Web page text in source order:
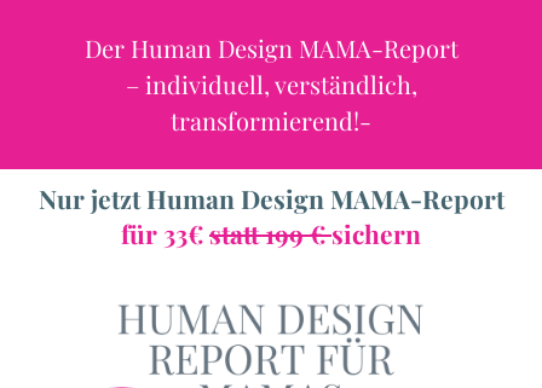
Der Human Design MAMA-Report
– individuell, verständlich,
transformierend!-
Nur jetzt Human Design MAMA-Report
für 33€statt 199 €sichern